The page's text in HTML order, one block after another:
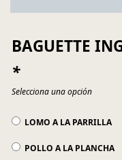
BAGUETTE
*
Selecciona una opción
LOMO A LA PARRILLA
POLLO A LA PLANCHA